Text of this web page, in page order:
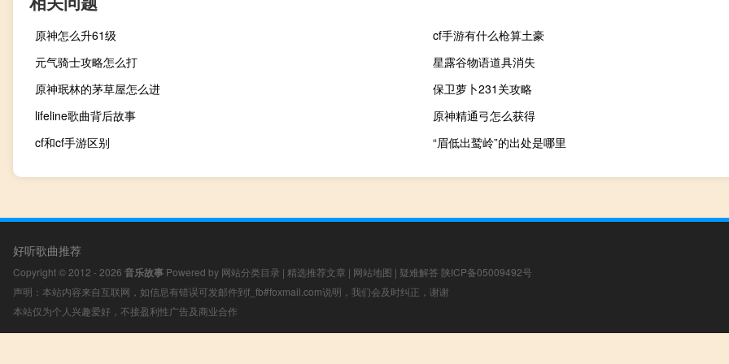
原神怎么升61级
cf手游有什么枪算土豪
元气骑士攻略怎么打
星露谷物语道具消失
原神珉林的茅草屋怎么进
保卫萝卜231关攻略
lifeline歌曲背后故事
原神精通弓怎么获得
cf和cf手游区别
“眉低出鹫岭”的出处是哪里
好听歌曲推荐
Copyright © 2012 - 2026 音乐故事 Powered by 网站分类目录 | 精选推荐文章 | 网站地图 | 疑难解答 陕ICP备05009492号
声明：本站内容来自互联网，如信息有错误可发邮件到f_fb#foxmail.com说明，我们会及时纠正，谢谢
本站仅为个人兴趣爱好，不接盈利性广告及商业合作